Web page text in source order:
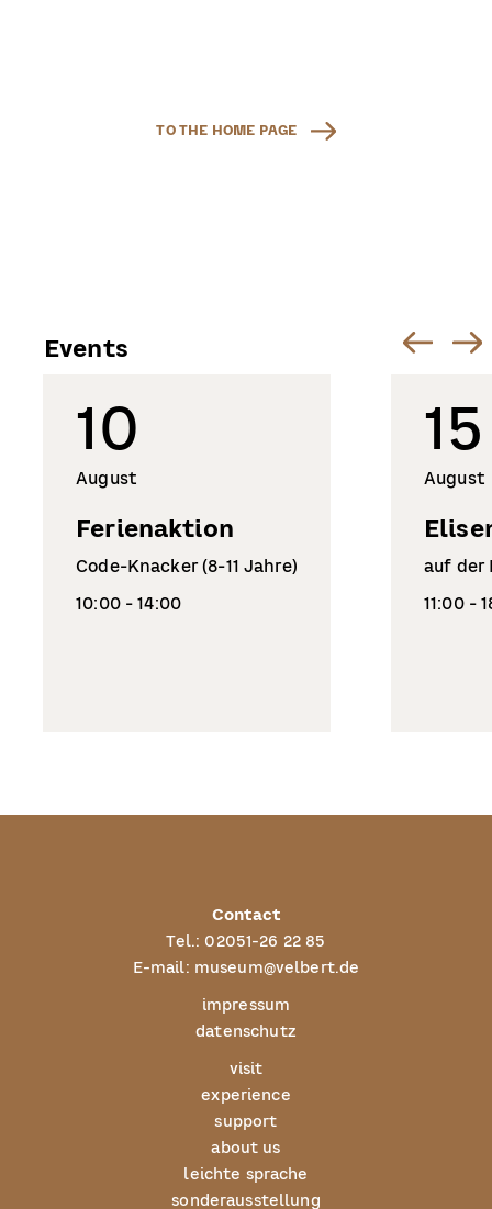
TO THE HOME PAGE
Events
10
August
Ferienaktion
Code-Knacker (8-11 Jahre)
10:00 - 14:00
15
August
auf der
11:00 -
Contact
Tel.: 02051-26 22 85
E-mail: museum@velbert.de
impressum
datenschutz
visit
experience
support
about us
leichte sprache
sonderausstellung